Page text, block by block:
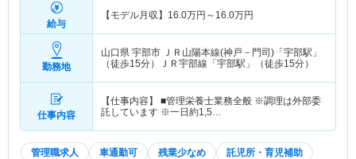
給与
【モデル月収】 16.0万円～ 16.0万円
勤務地
山口県 宇部市 ＪＲ山陽本線(神戸－門司)「宇部駅」
（徒歩15分）ＪＲ宇部線「宇部駅」（徒歩15分）
仕事内容
【仕事内容】 ■管理栄養士業務全般 ※調理は外部委
託しています ※一日約1,5…
管理職求人 車通勤可 残業少なめ 託児所・育児補助